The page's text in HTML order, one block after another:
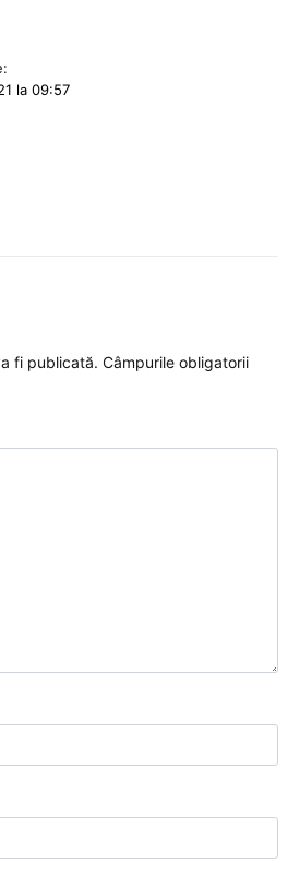
la 09:57
fi publicată. Câmpurile obligatorii